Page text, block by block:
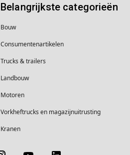
Belangrijkste categorieën
Bouw
Consumentenartikelen
Trucks & trailers
Landbouw
Motoren
Vorkheftrucks en magazijnuitrusting
Kranen